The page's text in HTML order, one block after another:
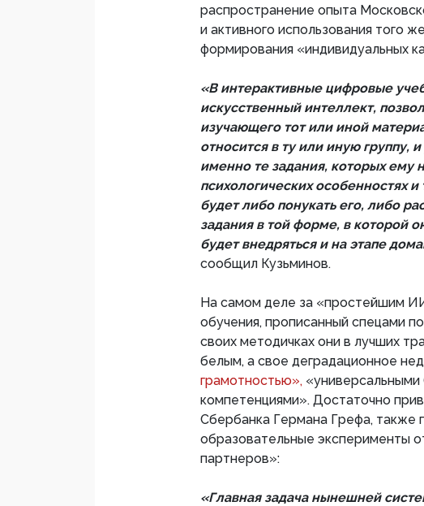
распространение опыта
и активного использования того
формирования «индивидуальных
«В интерактивные цифровые
искусственный интеллект,
изучающего тот или иной
относится в ту или иную группу,
именно те задания, которых ему
психологических особенностях
будет либо понукать его, либо
задания в той форме, в которой
будет внедряться и на этапе
сообщил Кузьминов.
На самом деле за «простейшим
обучения, прописанный спецами
своих методичках они в лучших
белым, а свое деградационное
грамотностью»,
компетенциями». Достаточно
Сбербанка Германа Грефа, также
образовательные эксперименты
партнеров»:
«Главная задача нынешней